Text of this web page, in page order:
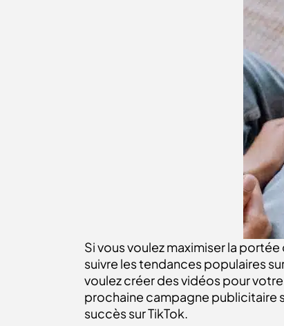
Si vous voulez maximiser la
suivre les tendances populaires
voulez créer des vidéos pour
prochaine campagne publicitaire
succès sur TikTok.